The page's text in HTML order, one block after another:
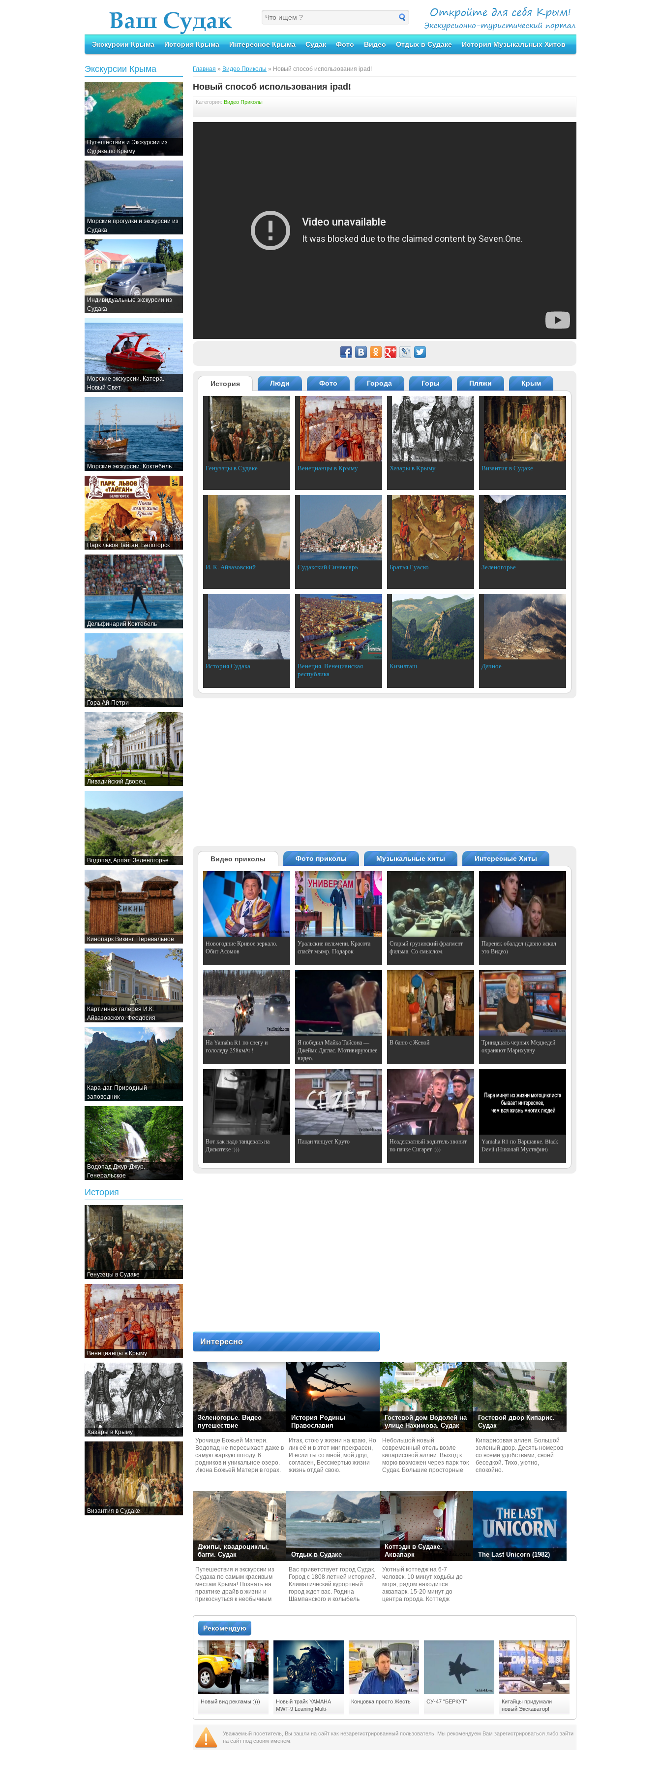
Экскурсии Крыма История Крыма Интересное Крыма Судак Фото Видео Отдых в Судаке История Музыкальных Хитов
Экскурсии Крыма
Путешествия и Экскурсии из
Судака по Крыму
Морские прогулки и экскурсии из
Судака
Индивидуальные экскурсии из
Судака
Морские экскурсии. Катера.
Новый Свет
Морские экскурсии. Коктебель
Парк львов Тайган. Белогорск
Дельфинарий Коктебель
Гора Ай-Петри
Ливадийский Дворец
Водопад Арпат. Зеленогорье
Кинопарк Викинг. Перевальное
Картинная галерея И.К.
Айвазовского. Феодосия
Кара-даг. Природный
заповедник
Водопад Джур-Джур.
Генеральское
История
Генуэзцы в Судаке
Венецианцы в Крыму
Хазары в Крыму
Византия в Судаке
Главная » Видео Приколы » Новый способ использования ipad!
Новый способ использования ipad!
Категория: Видео Приколы
История Люди Фото Города Горы Пляжи Крым
Генуэзцы в Судаке Венецианцы в Крыму Хазары в Крыму Византия в Судаке
И. К. Айвазовский Судакский Синаксарь Братья Гуаско Зеленогорье
История Судака
Венеция. Венецианская
республика
Кизилташ Дачное
Видео приколы Фото приколы Музыкальные хиты Интересные Хиты
Hовогодние Кривое зеркало.
Обит Асомов
Уральские пельмени. Красота
спасёт мымр. Подарок
Старый грузинский фрагмент
фильма. Со смыслом.
Паренек обалдел (давно искал
это Видео)
На Yamaha R1 по снегу и
гололеду 258км/ч !
Я победил Майка Тайсона —
Джеймс Даглас. Мотивирующее
видео.
В баню с Женой
Тринадцать черных Медведей
охраняют Марихуану
Вот как надо танцевать на
Дискотеке :)))
Пацан танцует Круто
Неадекватный водитель звонит
по пачке Сигарет :)))
Yamaha R1 по Варшавке. Black
Devil (Николай Мустафин)
Интересно
Зеленогорье. Видео
путешествие
Урочище Божьей Матери.
Водопад не пересыхает даже в
самую жаркую погоду. 6
родников и уникальное озеро.
Икона Божьей Матери в горах.
История Родины
Православия
Итак, стою у жизни на краю, Но
лик её и в этот миг прекрасен,
И если ты со мной, мой друг,
согласен, Бессмертью жизни
жизнь отдай свою.
Гостевой дом Водолей на
улице Нахимова. Судак
Небольшой новый
современный отель возле
кипарисовой аллеи. Выход к
морю возможен через парк ток
Судaк. Большие просторные
Гостевой двор Кипарис.
Судак
Кипарисовая аллея. Большой
зеленый двор. Десять номеров
со всеми удобствами, своей
беседкой. Тихо, уютно,
спокойно.
Джипы, квадроциклы,
багги. Судак
Путешествия и экскурcии из
Судaка по самым красивым
местам Kрыма! Познать на
практике драйв в жизни и
прикоснуться к необычным
Отдых в Судаке
Вас приветствует город Судак.
Город с 1808 летней историей.
Климатический курортный
город ждет вас. Родина
Шампанского и колыбель
Коттэдж в Судаке.
Аквапарк
Уютный коттедж на 6-7
человек. 10 минут ходьбы до
моря, рядом находится
аквапарк. 15-20 минут до
центра города. Коттедж
The Last Unicorn (1982)
Рекомендую
Новый вид рекламы :)))
Новый трайк YAMAHA
MWT-9 Leaning Multi-
Wheeler / The 44th Tokyo
Концовка просто Жесть СУ-47 "БЕРКУТ"
Китайцы придумали
новый Экскаватор!
Уважаемый посетитель, Вы зашли на сайт как незарегистрированный пользователь. Мы рекомендуем Вам зарегистрироваться либо зайти
на сайт под своим именем.